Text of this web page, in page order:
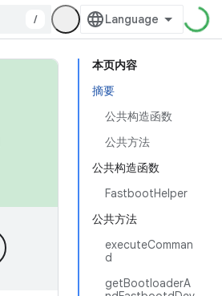
/
本页内容
摘要
公共构造函数
公共方法
公共构造函数
FastbootHelper
公共方法
executeComman
d
getBootloaderA